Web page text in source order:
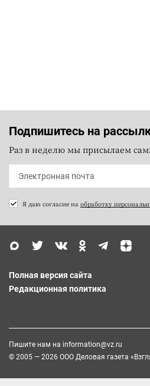
Подпишитесь на
Раз в неделю мы присылаем
Я даю согласие на обработку
Полная версия сайта
Редакционная политика
Пишите нам на information@vz.ru
© 2005 — 2026 ООО Деловая газета